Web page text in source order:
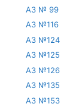
АЗ № 99
АЗ №116
АЗ №124
АЗ №125
АЗ №126
АЗ №135
АЗ №153